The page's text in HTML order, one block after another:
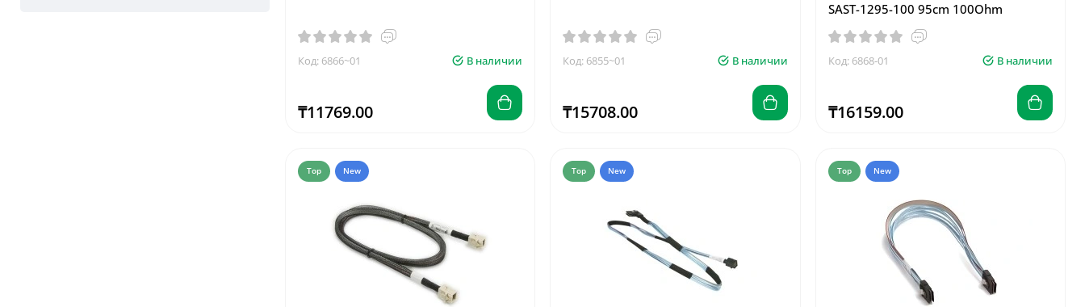
Код: 6866~01 В наличии
₸11769.00
Код: 6855~01 В наличии
₸15708.00
SAST-1295-100 95cm 100Ohm
Код: 6868-01 В наличии
₸16159.00
Top New Top New Top New